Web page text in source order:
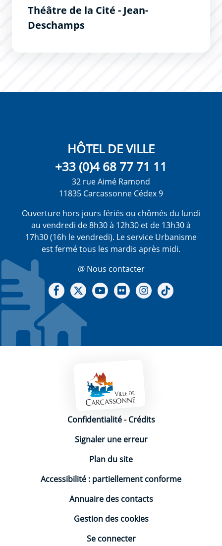
Théâtre de la Cité - Jean-
Deschamps
HÔTEL DE VILLE
+33 (0)4 68 77 71 11
32 rue Aimé Ramond
11835 Carcassonne Cédex 9
Ouverture hors jours fériés ou chômés du lundi
au vendredi de 8h30 à 12h30 et de 13h30 à
17h30 (16h le vendredi). Le service Urbanisme
est fermé tous les mardis après midi.
@ Nous contacter
Notre Facebook
Notre X - (twitter)
Notre chaine Youtube
Notre Gallerie sur Flickr
Notre Instagram
Mentions légales
Confidentialité-Crédits
Signaler une erreur
Plan du site
Accessibilité : partiellement conforme
Annuaire des contacts
Gestion des cookies
Se connecter